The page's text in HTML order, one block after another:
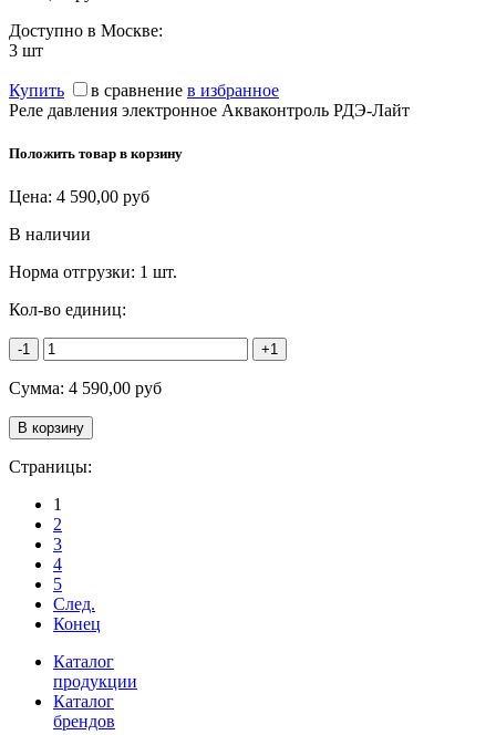
Доступно в Москве:
3 шт
Купить в сравнение в избранное
Реле давления электронное Акваконтроль РДЭ-Лайт
Положить товар в корзину
Цена: 4 590,00 руб
В наличии
Норма отгрузки: 1 шт.
Кол-во единиц:
-1 +1
Сумма: 4 590,00 руб
Страницы:
1
2
3
4
5
След.
Конец
Каталог
продукции
Каталог
брендов